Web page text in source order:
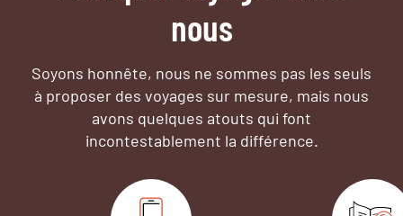
nous
Soyons honnête, nous ne sommes pas les seuls
à proposer des voyages sur mesure, mais nous
avons quelques atouts qui font
incontestablement la différence.